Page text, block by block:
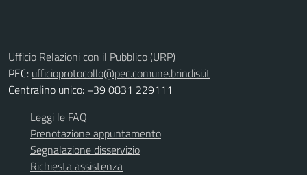
Ufficio Relazioni con il Pubblico (URP)
PEC: ufficioprotocollo@pec.comune.brindisi.it
Centralino unico: +39 0831 229111
Leggi le FAQ
Prenotazione appuntamento
Segnalazione disservizio
Richiesta assistenza